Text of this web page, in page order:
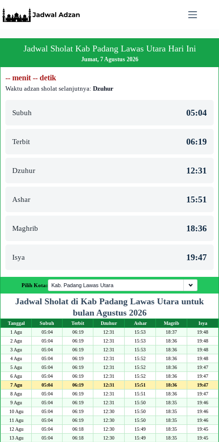
to
content
Jadwal Sholat Kab Padang Lawas Utara Hari Ini
Jumat, 7 Agustus 2026
-- menit -- detik
Waktu adzan sholat selanjutnya: Dzuhur
Subuh 05:04
Terbit 06:19
Dzuhur 12:31
Ashar 15:51
Maghrib 18:36
Isya 19:47
Pilih Kota:
Jadwal Sholat di Kab Padang Lawas Utara untuk
bulan Agustus 2026
Tanggal Subuh Terbit Dzuhur Ashar Magrib
Isya
1 Agu
05:04 06:19 12:31 15:53 18:37
19:48
2 Agu
05:04 06:19 12:31 15:53 18:36
19:48
3 Agu
05:04 06:19 12:31 15:53 18:36
19:48
4 Agu
05:04 06:19 12:31 15:52 18:36
19:48
5 Agu
05:04 06:19 12:31 15:52 18:36
19:47
6 Agu
05:04 06:19 12:31 15:52 18:36
19:47
7 Agu
05:04 06:19 12:31 15:51 18:36
19:47
8 Agu
05:04 06:19 12:31 15:51 18:36
19:47
9 Agu
05:04 06:19 12:31 15:50 18:35
19:46
10 Agu
05:04 06:19 12:30 15:50 18:35
19:46
11 Agu
05:04 06:19 12:30 15:50 18:35
19:46
12 Agu
05:04 06:18 12:30 15:49 18:35
19:45
13 Agu
05:04 06:18 12:30 15:49 18:35
19:45